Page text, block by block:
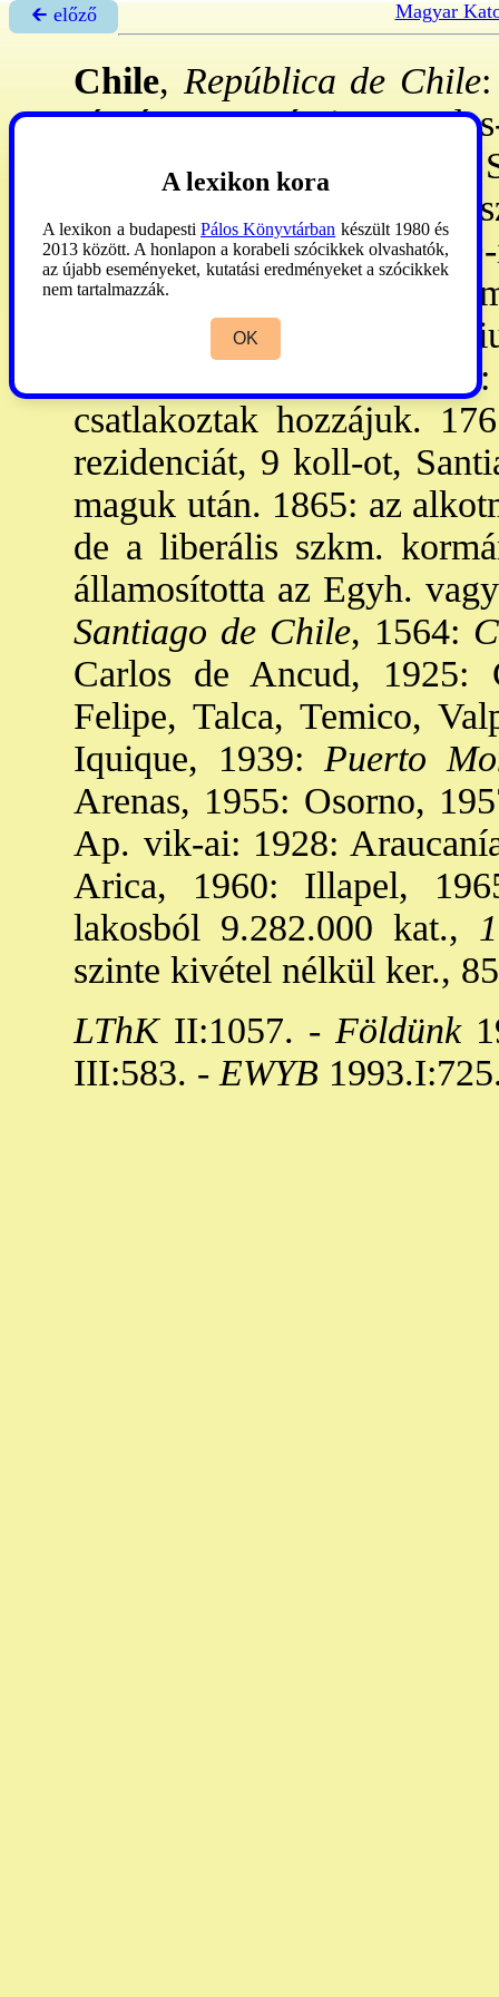
🡰 előző Magyar
Chile, República de Chile:
részén. - Határai:
Ter-e 756.945 km², főv-
ének É-i és középső
Magellán fedezte fel. A
foglalták el. Sp.
Misszionálását a
1553: ferencesek,
csatlakoztak hozzájuk.
rezidenciát, 9 koll-ot,
maguk után. 1865: az
de a liberális szkm.
államosította az Egyh.
Santiago de Chile, 1564:
Carlos de Ancud, 1925:
Felipe, Talca, Temico,
Iquique, 1939: Puerto
Arenas, 1955: Osorno,
Ap. vik-ai: 1928:
Arica, 1960: Illapel,
lakosból 9.282.000 kat.,
szinte kivétel nélkül ker.,
LThKII:1057. - Földünk
III:583. - EWYB
A lexikon kora
A lexikon a budapesti Pálos Könyvtárban készült 1980 és
2013 között. A honlapon a korabeli szócikkek olvashatók,
az újabb eseményeket, kutatási eredményeket a szócikkek
nem tartalmazzák.
OK